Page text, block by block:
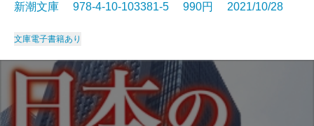
新潮文庫 978-4-10-103381-5 990円 2021/10/28
文庫電子書籍あり